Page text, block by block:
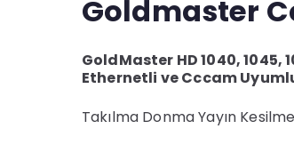
Goldmaster
GoldMaster HD 1040, 1045,
Ethernetli ve Cccam
Takılma Donma Yayın